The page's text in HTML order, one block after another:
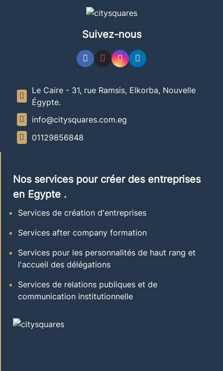
Suivez-nous
Le Caire - 31, rue Ramsis, Elkorba, Nouvelle
Égypte.
info@citysquares.com.eg
01129856848
Nos services pour créer des entreprises
en Egypte .
Services de création d'entreprises
Services after company formation
Services pour les personnalités de haut rang et
l'accueil des délégations
Services de relations publiques et de
communication institutionnelle